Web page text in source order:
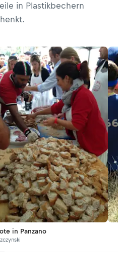
in Plastikbechern
in Panzano